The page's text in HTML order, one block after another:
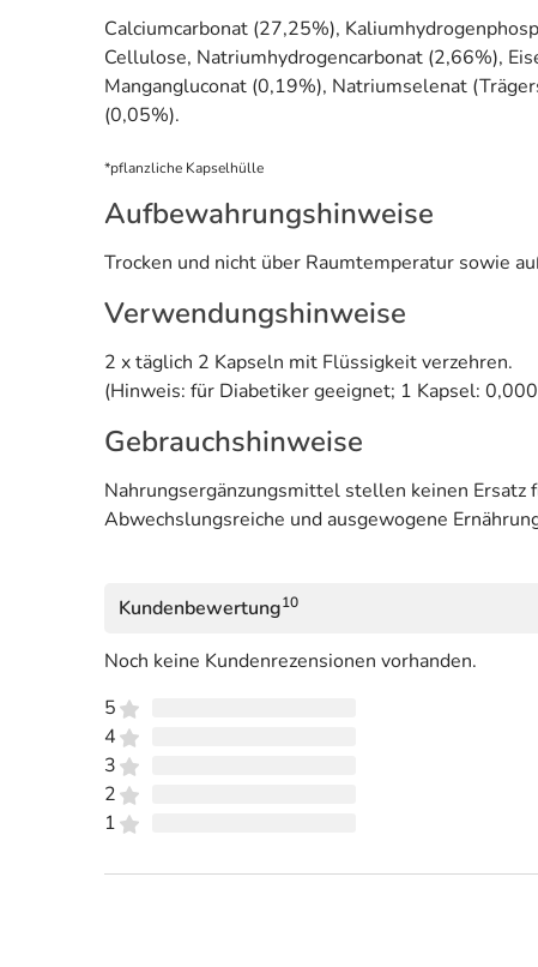
Calciumcarbonat (27,25%),
Cellulose, Natriumhydrogencarbonat (2,66%),
Mangangluconat (0,19%), Natriumselenat
(0,05%).
*pflanzliche Kapselhülle
Aufbewahrungshinweise
Trocken und nicht über Raumtemperatur sowie
Verwendungshinweise
2 x täglich 2 Kapseln mit Flüssigkeit verzehren.
(Hinweis: für Diabetiker geeignet; 1 Kapsel:
Gebrauchshinweise
Nahrungsergänzungsmittel stellen keinen
Abwechslungsreiche und ausgewogene
Kundenbewertung10
Noch keine Kundenrezensionen vorhanden.
5
4
3
2
1